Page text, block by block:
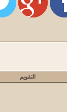
التقويم